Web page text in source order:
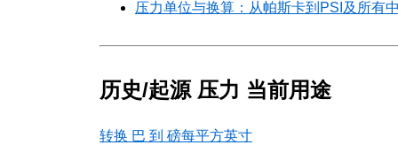
压力单位与换算：从帕斯卡到PSI及所有
历史/起源 压力 当前用途
转换 巴 到 磅每平方英寸